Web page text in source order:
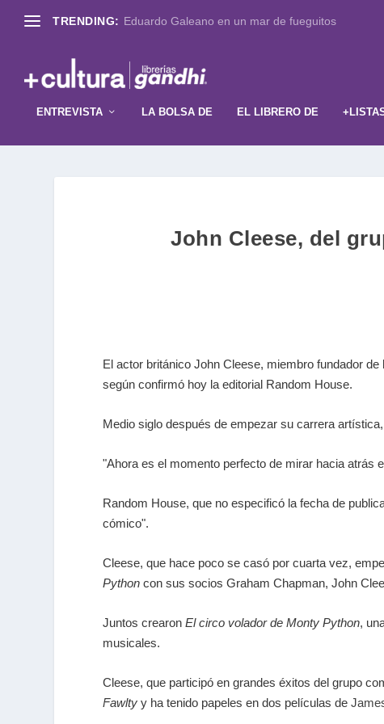
TRENDING: Eduardo Galeano en un mar de fueguitos
ENTREVISTA LA BOLSA DE EL LIBRERO DE
John Cleese, del
El actor británico John Cleese, miembro fundador de
según confirmó hoy la editorial Random House.
Medio siglo después de empezar su carrera
"Ahora es el momento perfecto de mirar hacia atrás
Random House, que no especificó la fecha de
cómico".
Cleese, que hace poco se casó por cuarta vez,
Python con sus socios Graham Chapman, John
Juntos crearonEl circo volador de Monty Python,
musicales.
Cleese, que participó en grandes éxitos del grupo
Fawlty y ha tenido papeles en dos películas de